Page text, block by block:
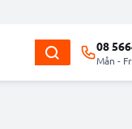
08
Mån -